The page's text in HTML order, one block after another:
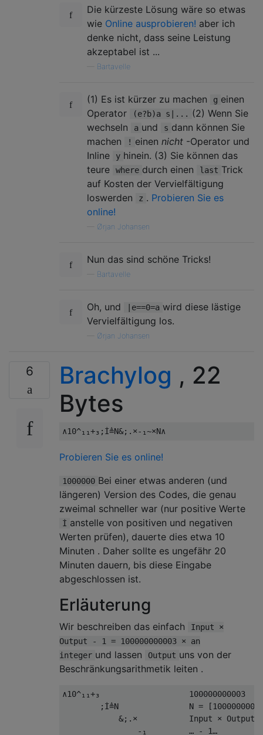
Die kürzeste Lösung wäre so etwas
wie Online ausprobieren! aber ich
denke nicht, dass seine Leistung
akzeptabel ist ...
Bartavelle
(1) Es ist kürzer zu machen g einen
Operator
(e?b)a s|... (2) Wenn Sie
wechseln
a und s dann können Sie
machen
! einen nicht -Operator und
Inline
y hinein. (3) Sie können das
teure
where durch einen last Trick
auf Kosten der Vervielfältigung
loswerden
z . Probieren Sie es
online!
Ørjan Johansen
Nun das sind schöne Tricks!
Bartavelle
Oh, und |e==0=a wird diese lästige
Vervielfältigung los.
Ørjan Johansen
6 Brachylog , 22
Bytes
Probieren Sie es online!
1000000 Bei einer etwas anderen (und
längeren) Version des Codes, die genau
zweimal schneller war (nur positive Werte
İ anstelle von positiven und negativen
Werten prüfen), dauerte dies etwa 10
Minuten . Daher sollte es ungefähr 20
Minuten dauern, bis diese Eingabe
abgeschlossen ist.
Erläuterung
Wir beschreiben das einfach
Input ×
Output - 1 = 100000000003 × an
integer und lassen Output uns von der
Beschränkungsarithmetik leiten .
∧10^₁₁+₃                   100000000003
;İ≜N               N =
            &;.×           Input × Output…
                -₁         … - 1…